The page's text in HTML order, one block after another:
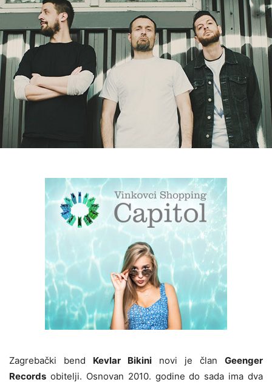
Zagrebački bend Kevlar Bikini novi je član Geenger
Records obitelji. Osnovan 2010. godine do sada ima dva